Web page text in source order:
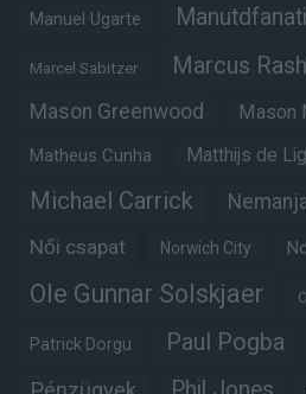
Manuel Ugarte
Marcel Sabitzer Marcus
Mason Greenwood Mason
Matheus Cunha Matthijs de
Michael Carrick
Női csapat Norwich City
Ole Gunnar Solskjaer
Patrick Dorgu Paul Pogba